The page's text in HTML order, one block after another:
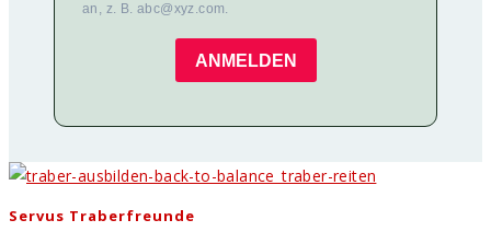
an, z. B. abc@xyz.com.
ANMELDEN
Servus Traberfreunde